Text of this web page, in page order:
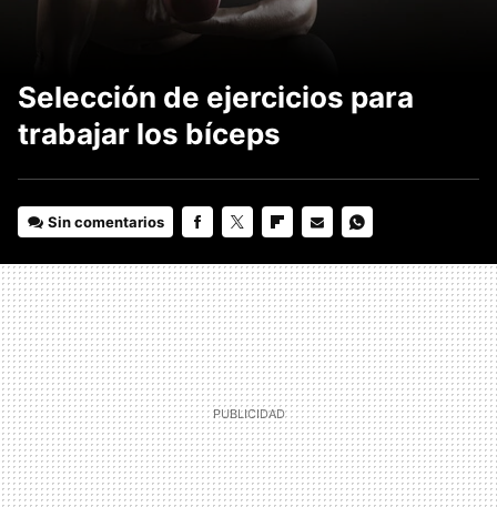
Selección de ejercicios para
trabajar los bíceps
Sin comentarios
MAIL